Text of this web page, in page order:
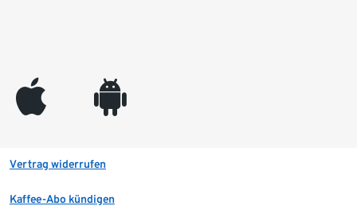
appleinc android
Vertrag widerrufen
Kaffee-Abo kündigen